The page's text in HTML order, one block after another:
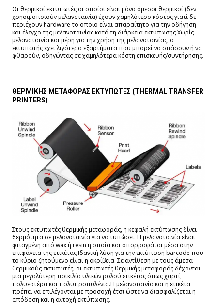
Οι θερμικοί εκτυπωτές οι οποίοι είναι μόνο άμεσοι θερμικοί (δεν
χρησιμοποιούν μελανοταινία) έχουν χαμηλότερο κόστος γιατί δε
περιέχουν hardware το οποίο είναι απαραίτητο για την οδήγηση
και έλεγχο της μελανοταινίας κατά τη διάρκεια εκτύπωσης.Χωρίς
μελανοταινία και μέρη για την χρήση της μελανοταινίας, ο
εκτυπωτής έχει λιγότερα εξαρτήματα που μπορεί να σπάσουν ή να
φθαρούν, οδηγώντας σε χαμηλότερα κόστη επισκευής/συντήρησης.
ΘΕΡΜΙΚΗΣ ΜΕΤΑΦΟΡΑΣ ΕΚΤΥΠΩΤΕΣ (THERMAL TRANSFER
PRINTERS)
Στους εκτυπωτές θερμικής μεταφοράς, η κεφαλή εκτύπωσης δίνει
θερμότητα σε μελανοταινία για να τυπώσει. Η μελανοταινία είναι
φτιαγμένη από wax ή resin η οποία και απορροφάται μέσα στην
επιφάνεια της ετικέτας.Ιδανική λύση για την εκτύπωση barcode που
το κύριο ζητούμενο είναι η ακρίβεια. Σε αντίθεση με τους άμεσα
θερμικούς εκτυπωτές, οι εκτυπωτές θερμικής μεταφοράς δέχονται
μια μεγαλύτερη ποικιλία υλικών ρολού ετικέτας όπως χαρτί,
πολυεστέρα και πολυπροπυλένιο.Η μελανοταινία και η ετικέτα
πρέπει να επιλέγονται με προσοχή έτσι ώστε να διασφαλίζεται η
απόδοση και η αντοχή εκτύπωσης.